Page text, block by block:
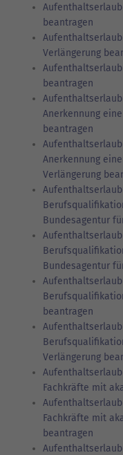
beantragen
Verlängerung
beantragen
Anerkennung
beantragen
Anerkennung
Verlängerung
Bundesagentur
Bundesagentur
beantragen
Verlängerung
Fachkräfte mit
Fachkräfte mit
beantragen